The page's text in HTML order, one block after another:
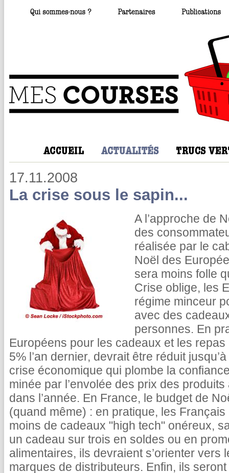
17.11.2008
La crise sous le sapin...
A l’approche de
des
réalisée par le
Noël des
sera moins folle
Crise oblige, les
régime minceur
avec des
personnes. En
Européens pour les cadeaux et les
5% l’an dernier, devrait être réduit
crise économique qui plombe la
minée par l’envolée des prix des
dans l’année. En France, le budget de
(quand même) : en pratique, les Français
moins de cadeaux "high tech" onéreux,
un cadeau sur trois en soldes ou en
alimentaires, ils devraient s’orienter vers
marques de distributeurs. Enfin, ils